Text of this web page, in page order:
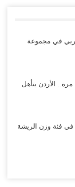
ديربي عربي في مجموعة
الأردن يتأهل
فئة وزن الريشة